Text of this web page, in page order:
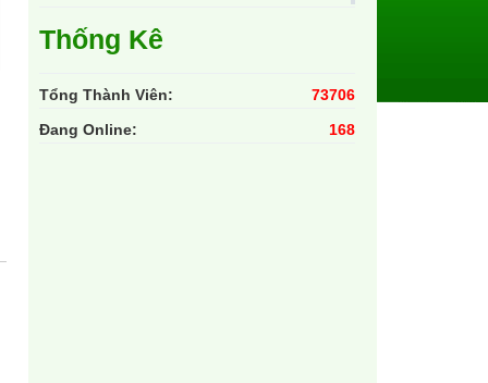
Thống Kê
Tổng Thành Viên:
73706
Đang Online:
168